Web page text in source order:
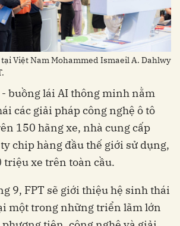
Việt Nam Mohammed Ismaeil A. Dahlwy
các giải pháp công nghệ ô tô
150 hãng xe, nhà cung cấp
chip hàng đầu thế giới sử dụng,
triệu xe trên toàn cầu.
9, FPT sẽ giới thiệu hệ sinh thái
một trong những triển lãm lớn